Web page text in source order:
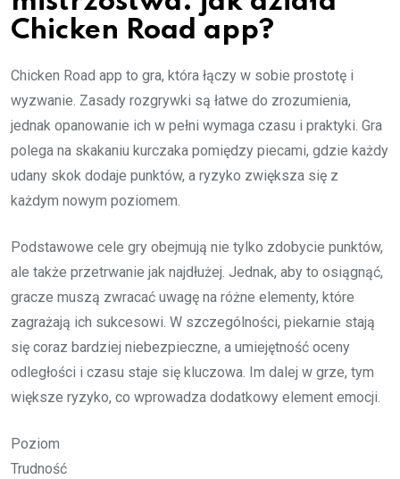
Chicken Road app?
Chicken Road app to gra, która łączy w sobie prostotę i
wyzwanie. Zasady rozgrywki są łatwe do zrozumienia,
jednak opanowanie ich w pełni wymaga czasu i praktyki. Gra
polega na skakaniu kurczaka pomiędzy piecami, gdzie każdy
udany skok dodaje punktów, a ryzyko zwiększa się z
każdym nowym poziomem.
Podstawowe cele gry obejmują nie tylko zdobycie punktów,
ale także przetrwanie jak najdłużej. Jednak, aby to osiągnąć,
gracze muszą zwracać uwagę na różne elementy, które
zagrażają ich sukcesowi. W szczególności, piekarnie stają
się coraz bardziej niebezpieczne, a umiejętność oceny
odległości i czasu staje się kluczowa. Im dalej w grze, tym
większe ryzyko, co wprowadza dodatkowy element emocji.
Poziom
Trudność